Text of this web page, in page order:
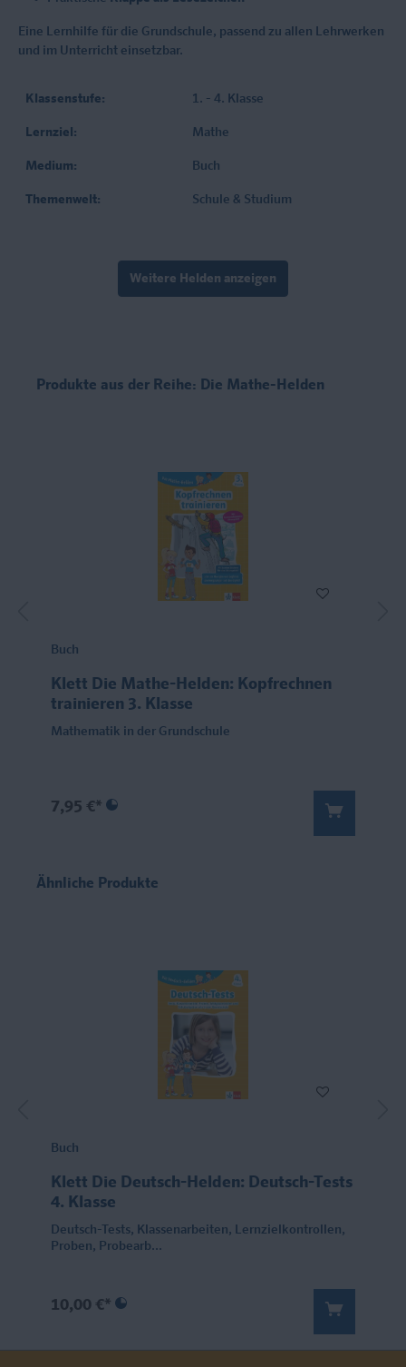
Eine Lernhilfe für die Grundschule, passend zu allen Lehrwerken
und im Unterricht einsetzbar.
Klassenstufe: 1. - 4. Klasse
Lernziel: Mathe
Medium: Buch
Themenwelt: Schule & Studium
Weitere Helden anzeigen
Produkte aus der Reihe: Die Mathe-Helden
Buch
Klett Die Mathe-Helden: Kopfrechnen
trainieren 3. Klasse
Mathematik in der Grundschule
7,95 €*
Ähnliche Produkte
Buch
Klett Die Deutsch-Helden: Deutsch-Tests
4. Klasse
Deutsch-Tests, Klassenarbeiten, Lernzielkontrollen,
Proben, Probearb...
10,00 €*